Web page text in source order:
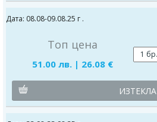
Дата: 08.08-09.08.25 г .
Топ цена
51.00 лв. | 26.08 €
ИЗТЕКЛА